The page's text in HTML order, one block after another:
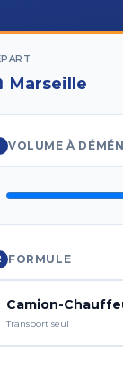
Marseille
VOLUME À
FORMULE
Camion-
Transport seul